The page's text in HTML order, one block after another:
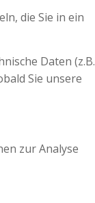
die Sie in ein
Daten (z.B.
Sie unsere
zur Analyse